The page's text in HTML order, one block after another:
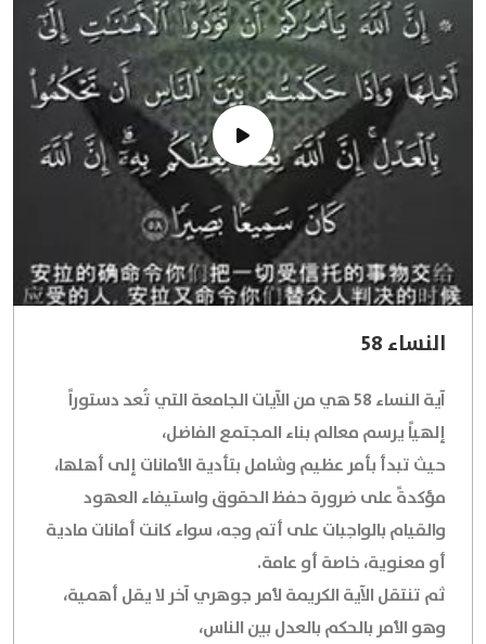
النساء 58
آية النساء 58 هي من الآيات الجامعة التي تُعد دستوراً
إلهياً يرسم معالم بناء المجتمع الفاضل،
حيث تبدأ بأمر عظيم وشامل بتأدية الأمانات إلى أهلها،
مؤكدةً على ضرورة حفظ الحقوق واستيفاء العهود
والقيام بالواجبات على أتم وجه، سواء كانت أمانات مادية
أو معنوية، خاصة أو عامة.
ثم تنتقل الآية الكريمة لأمر جوهري آخر لا يقل أهمية،
وهو الأمر بالحكم بالعدل بين الناس،